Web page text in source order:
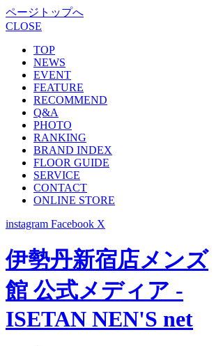
ページトップへ
CLOSE
TOP
NEWS
EVENT
FEATURE
RECOMMEND
Q&A
PHOTO
RANKING
BRAND INDEX
FLOOR GUIDE
SERVICE
CONTACT
ONLINE STORE
instagram Facebook X
伊勢丹新宿店メンズ
館 公式メディア -
ISETAN NEN'S net